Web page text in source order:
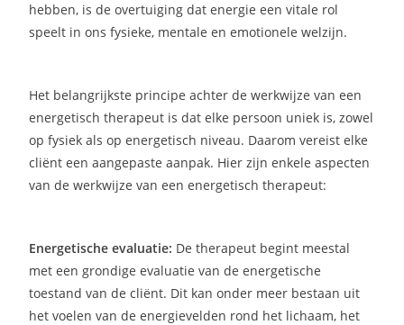
hebben, is de overtuiging dat energie een vitale rol
speelt in ons fysieke, mentale en emotionele welzijn.
Het belangrijkste principe achter de werkwijze van een
energetisch therapeut is dat elke persoon uniek is, zowel
op fysiek als op energetisch niveau. Daarom vereist elke
cliënt een aangepaste aanpak. Hier zijn enkele aspecten
van de werkwijze van een energetisch therapeut:
Energetische evaluatie: De therapeut begint meestal
met een grondige evaluatie van de energetische
toestand van de cliënt. Dit kan onder meer bestaan uit
het voelen van de energievelden rond het lichaam, het